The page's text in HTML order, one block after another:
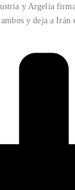
y Argelia
y deja a